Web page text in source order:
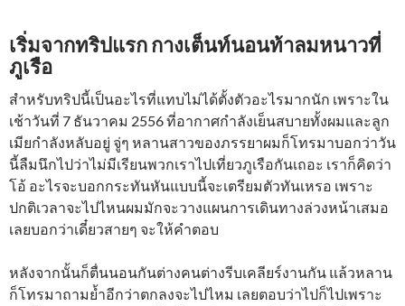
เริ่มจากทริปแรก กางเต็นท์นอนท้าลมหนาวที่
ภูเรือ
สำหรับทริปนี้เป็นอะไรที่แทบไม่ได้ตั้งตัวอะไรมากนัก เพราะใน
เช้าวันที่ 7 ธันวาคม 2556 ที่อากาศกำลังเย็นสบายทั้งผมและลูก
เมียกำลังหลับอยู่ จู่ๆ หลานสาวของภรรยาผมก็โทรมาบอกว่าวัน
นี้ลืมนึกไปว่าไม่มีเรียนพวกเราไปเที่ยวภูเรือกันเถอะ เราก็คิดว่า
โอ้ อะไรจะบอกกระทันหันแบบนี้จะเตรียมตัวทันเหรอ เพราะ
ปกติเวลาจะไปไหนผมมักจะวางแผนการเดินทางล่วงหน้าเสมอ
เลยบอกว่าเดี๋ยวสายๆ จะให้คำตอบ
หลังจากนั้นก็ตื่นนอนกันต่างคนต่างรีบเคลียร์งานกัน แล้วหลาน
ก็โทรมาถามย้ำอีกว่าตกลงจะไปไหม เลยตอบว่าไปก็ไปเพราะ